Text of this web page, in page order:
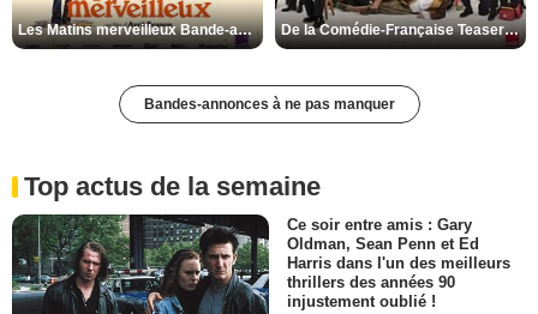
Les Matins merveilleux Bande-annonce VF De la Comédie-Française Teaser VF
Bandes-annonces à ne pas manquer
Top actus de la semaine
Ce soir entre amis : Gary
Oldman, Sean Penn et Ed
Harris dans l'un des meilleurs
thrillers des années 90
injustement oublié !